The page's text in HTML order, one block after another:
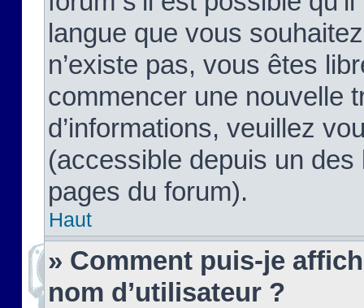
langue que vous
n’existe pas, vous êtes
commencer une nouvelle
d’informations, veuillez
(accessible depuis un
pages du forum).
Haut
» Comment puis-je
nom d’utilisateur ?